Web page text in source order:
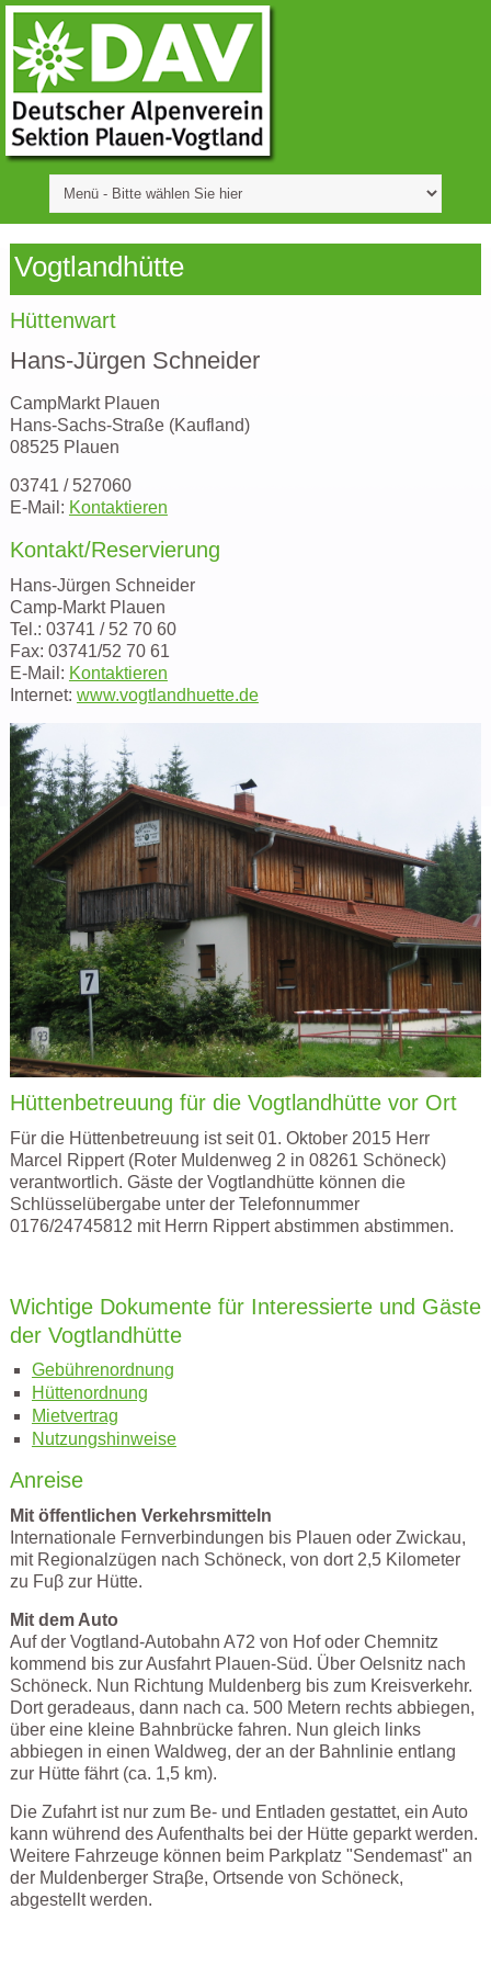
Vogtlandhütte
Hüttenwart
Hans-Jürgen Schneider
CampMarkt Plauen
Hans-Sachs-Straße (Kaufland)
08525 Plauen
03741 / 527060
E-Mail: Kontaktieren
Kontakt/Reservierung
Hans-Jürgen Schneider
Camp-Markt Plauen
Tel.: 03741 / 52 70 60
Fax: 03741/52 70 61
E-Mail: Kontaktieren
Internet: www.vogtlandhuette.de
Hüttenbetreuung für die Vogtlandhütte vor Ort
Für die Hüttenbetreuung ist seit 01. Oktober 2015 Herr
Marcel Rippert (Roter Muldenweg 2 in 08261 Schöneck)
verantwortlich. Gäste der Vogtlandhütte können die
Schlüsselübergabe unter der Telefonnummer
0176/24745812 mit Herrn Rippert abstimmen abstimmen.
Wichtige Dokumente für Interessierte und Gäste
der Vogtlandhütte
Gebührenordnung
Hüttenordnung
Mietvertrag
Nutzungshinweise
Anreise
Mit öffentlichen Verkehrsmitteln
Internationale Fernverbindungen bis Plauen oder Zwickau,
mit Regionalzügen nach Schöneck, von dort 2,5 Kilometer
zu Fuβ zur Hütte.
Mit dem Auto
Auf der Vogtland-Autobahn A72 von Hof oder Chemnitz
kommend bis zur Ausfahrt Plauen-Süd. Über Oelsnitz nach
Schöneck. Nun Richtung Muldenberg bis zum Kreisverkehr.
Dort geradeaus, dann nach ca. 500 Metern rechts abbiegen,
über eine kleine Bahnbrücke fahren. Nun gleich links
abbiegen in einen Waldweg, der an der Bahnlinie entlang
zur Hütte fährt (ca. 1,5 km).
Die Zufahrt ist nur zum Be- und Entladen gestattet, ein Auto
kann wührend des Aufenthalts bei der Hütte geparkt werden.
Weitere Fahrzeuge können beim Parkplatz "Sendemast" an
der Muldenberger Straβe, Ortsende von Schöneck,
abgestellt werden.